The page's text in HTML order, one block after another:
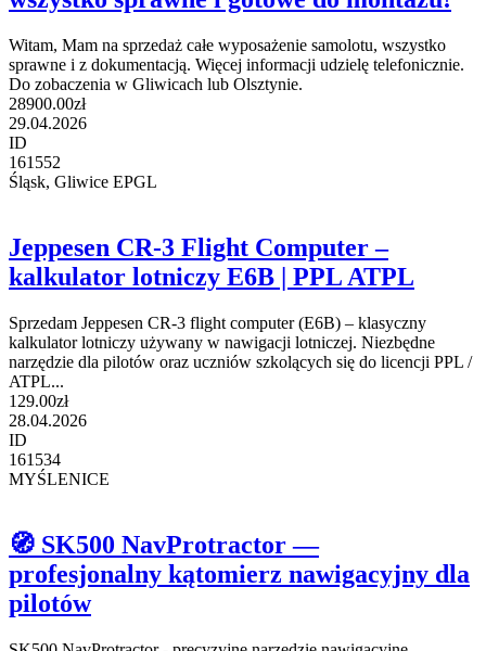
Witam, Mam na sprzedaż całe wyposażenie samolotu, wszystko
sprawne i z dokumentacją. Więcej informacji udzielę telefonicznie.
Do zobaczenia w Gliwicach lub Olsztynie.
28900.00zł
29.04.2026
ID
161552
Śląsk, Gliwice EPGL
Jeppesen CR-3 Flight Computer –
kalkulator lotniczy E6B | PPL ATPL
Sprzedam Jeppesen CR-3 flight computer (E6B) – klasyczny
kalkulator lotniczy używany w nawigacji lotniczej. Niezbędne
narzędzie dla pilotów oraz uczniów szkolących się do licencji PPL /
ATPL...
129.00zł
28.04.2026
ID
161534
MYŚLENICE
🧭 SK500 NavProtractor —
profesjonalny kątomierz nawigacyjny dla
pilotów